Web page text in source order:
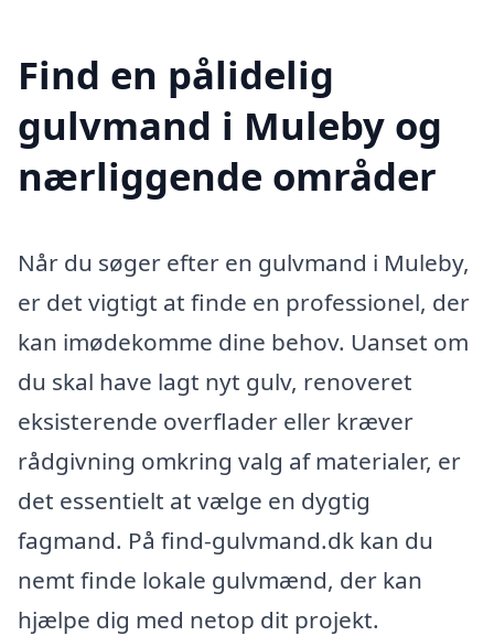
Find en pålidelig
gulvmand i Muleby og
nærliggende områder
Når du søger efter en gulvmand i Muleby,
er det vigtigt at finde en professionel, der
kan imødekomme dine behov. Uanset om
du skal have lagt nyt gulv, renoveret
eksisterende overflader eller kræver
rådgivning omkring valg af materialer, er
det essentielt at vælge en dygtig
fagmand. På find-gulvmand.dk kan du
nemt finde lokale gulvmænd, der kan
hjælpe dig med netop dit projekt.